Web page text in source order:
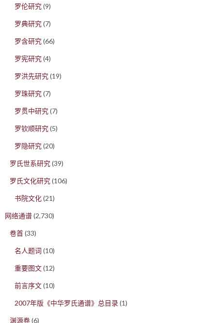
罗伦研究(9)
罗典研究(7)
罗含研究(66)
罗宪研究(4)
罗洪先研究(19)
罗珠研究(7)
罗贯中研究(7)
罗钦顺研究(5)
罗隐研究(20)
罗氏世系研究(39)
罗氏文化研究(106)
书院文化(21)
网络通谱(2,730)
卷首(33)
名人题词 (10)
重要图文(12)
前言序文(10)
2007年版《中华罗氏通谱》总目录(1)
渊源卷(6)